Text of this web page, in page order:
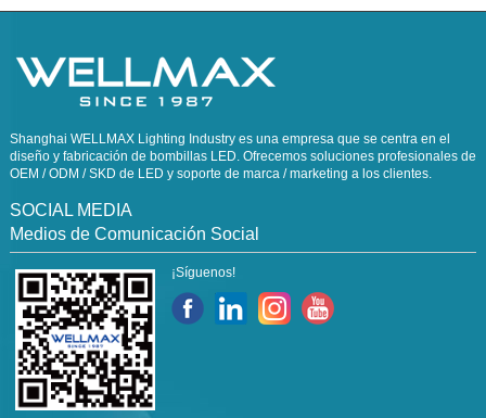
Shanghai WELLMAX Lighting Industry es una empresa que se centra en el
diseño y fabricación de bombillas LED. Ofrecemos soluciones profesionales de
OEM / ODM / SKD de LED y soporte de marca / marketing a los clientes.
SOCIAL MEDIA
Medios de Comunicación Social
¡Síguenos!